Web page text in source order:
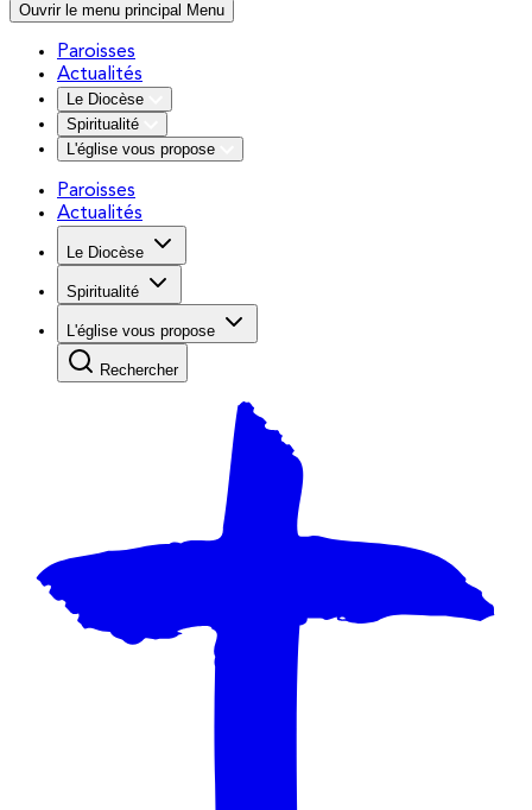
Ouvrir le menu principal Menu
Paroisses
Actualités
Le Diocèse
Spiritualité
L'église vous propose
Paroisses
Actualités
Le Diocèse
Spiritualité
L'église vous propose
Rechercher